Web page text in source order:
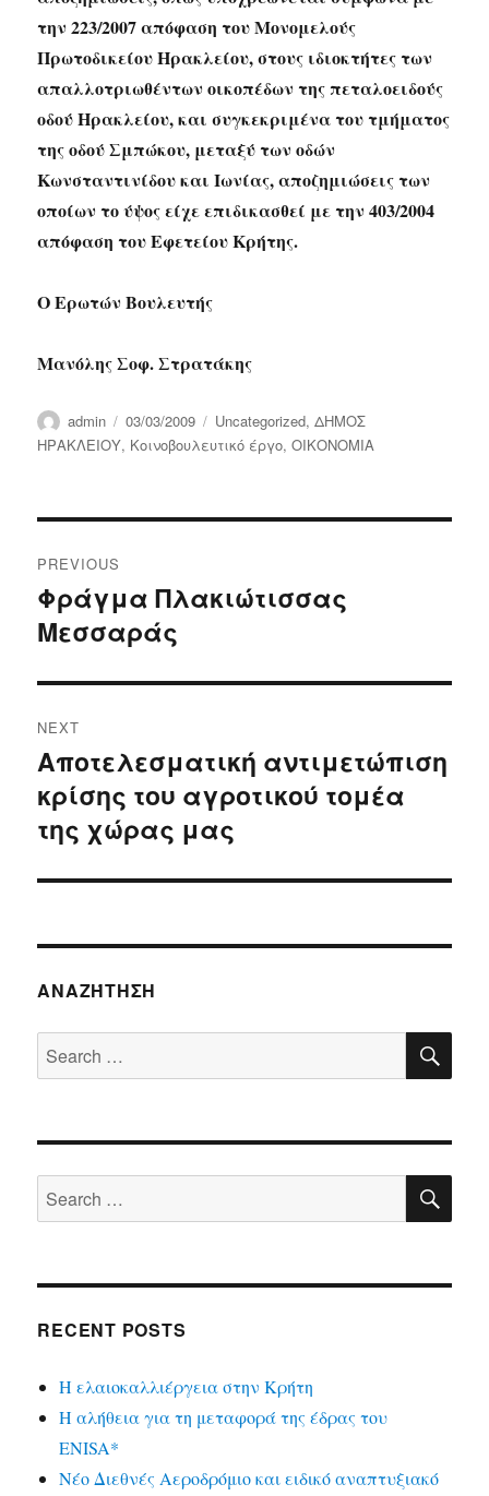
την 223/2007 απόφαση του Μονομελούς
Πρωτοδικείου Ηρακλείου, στους ιδιοκτήτες των
απαλλοτριωθέντων οικοπέδων της πεταλοειδούς
οδού Ηρακλείου, και συγκεκριμένα του τμήματος
της οδού Σμπώκου, μεταξύ των οδών
Κωνσταντινίδου και Ιωνίας, αποζημιώσεις των
οποίων το ύψος είχε επιδικασθεί με την 403/2004
απόφαση του Εφετείου Κρήτης.
Ο Ερωτών Βουλευτής
Μανόλης Σοφ. Στρατάκης
Author
admin
Posted
on
03/03/2009 Categories
Uncategorized,ΔΗΜΟΣ
ΗΡΑΚΛΕΙΟΥ, Κοινοβουλευτικό έργο,ΟΙΚΟΝΟΜΙΑ
navigation
PREVIOUS
Previous
post:
Φράγμα Πλακιώτισσας
Μεσσαράς
NEXT
Next
post:
Αποτελεσματική αντιμετώπιση
κρίσης του αγροτικού τομέα
της χώρας μας
ΑΝΑΖΉΤΗΣΗ
Search
for:
Search
for:
RECENT POSTS
Η ελαιοκαλλιέργεια στην Κρήτη
Η αλήθεια για τη μεταφορά της έδρας του
ENISA*
Νέο Διεθνές Αεροδρόμιο και ειδικό αναπτυξιακό